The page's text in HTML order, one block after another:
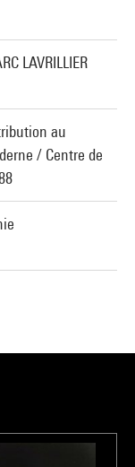
LAVRILLIER
au
/ Centre de